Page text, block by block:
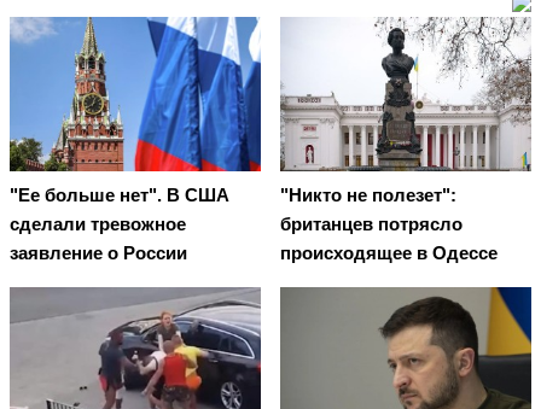
"Ее больше нет". В США
сделали тревожное
заявление о России
"Никто не полезет":
британцев потрясло
происходящее в Одессе